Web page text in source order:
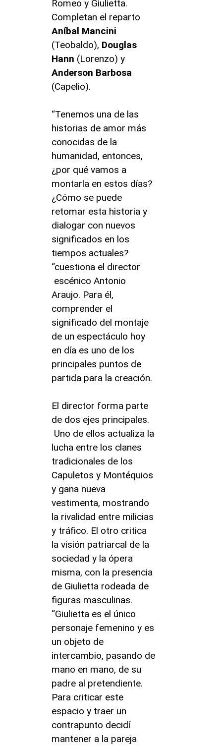
Romeo y Giulietta.
Completan el reparto
Aníbal Mancini
(Teobaldo), Douglas
Hann (Lorenzo) y
Anderson Barbosa
(Capelio).
“Tenemos una de las
historias de amor más
conocidas de la
humanidad, entonces,
¿por qué vamos a
montarla en estos días?
¿Cómo se puede
retomar esta historia y
dialogar con nuevos
significados en los
tiempos actuales?
“cuestiona el director
escénico Antonio
Araujo. Para él,
comprender el
significado del montaje
de un espectáculo hoy
en día es uno de los
principales puntos de
partida para la creación.
El director forma parte
de dos ejes principales.
Uno de ellos actualiza la
lucha entre los clanes
tradicionales de los
Capuletos y Montéquios
y gana nueva
vestimenta, mostrando
la rivalidad entre milicias
y tráfico. El otro critica
la visión patriarcal de la
sociedad y la ópera
misma, con la presencia
de Giulietta rodeada de
figuras masculinas.
“Giulietta es el único
personaje femenino y es
un objeto de
intercambio, pasando de
mano en mano, de su
padre al pretendiente.
Para criticar este
espacio y traer un
contrapunto decidí
mantener a la pareja